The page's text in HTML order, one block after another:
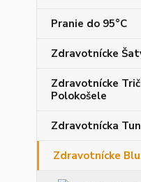
Pranie do 95°C
Zdravotnícke
Zdravotnícke
Polokošele
Zdravotnícka
Zdravotnícke